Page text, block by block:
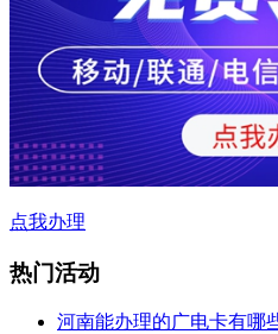
点我办理
热门活动
河南能办理的广电卡有哪